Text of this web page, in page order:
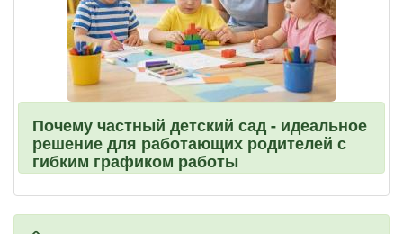
Почему частный детский сад - идеальное
решение для работающих родителей с
гибким графиком работы